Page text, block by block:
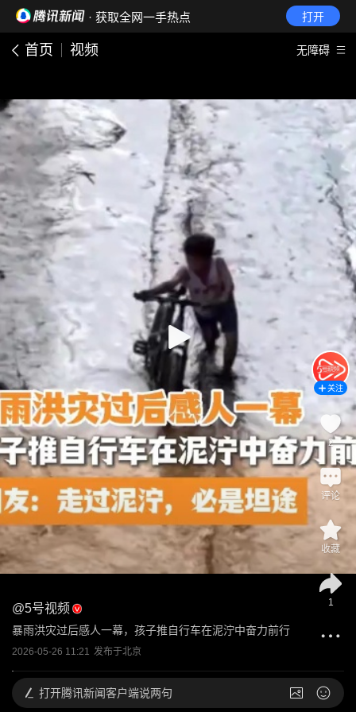
· 获取全网一手热点 打开
首页 视频 无障碍
@5号视频
暴雨洪灾过后感人一幕，孩子推自行车在泥泞中奋力前行
2026-05-26 11:21 发布于北京
关注
2
评论
收藏
1
打开腾讯新闻客户端说两句